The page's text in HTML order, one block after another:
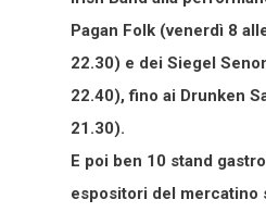
Pagan Folk (venerdì 8
22.30) e dei Siegel
22.40), fino ai Drunken
21.30).
E poi ben 10 stand
espositori del mercatino